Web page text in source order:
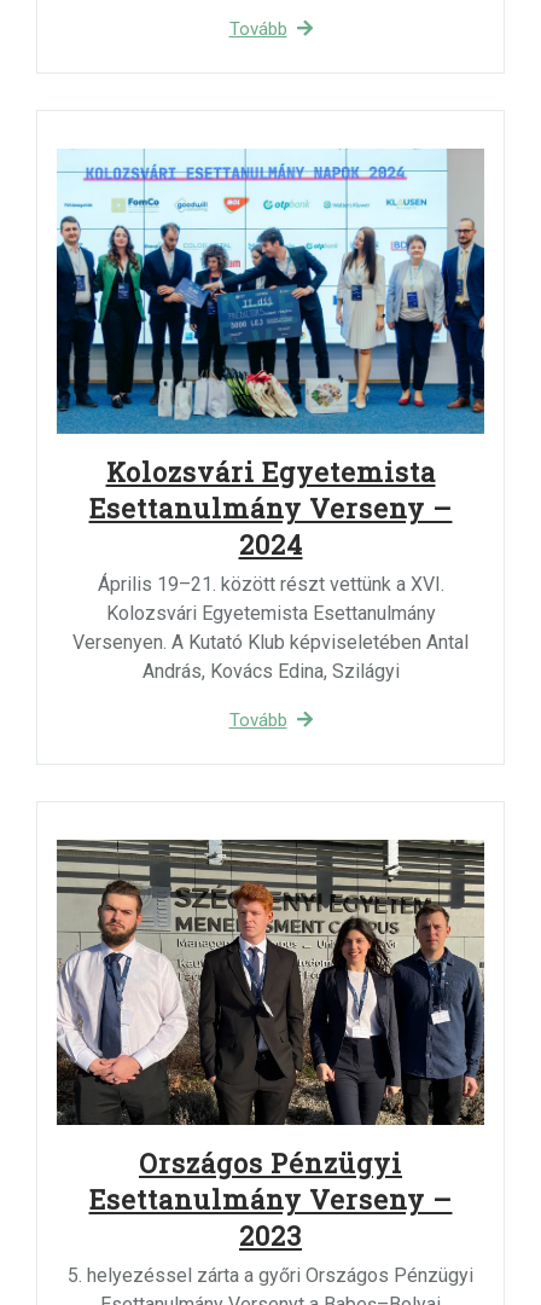
Tovább
Kolozsvári Egyetemista
Esettanulmány Verseny –
2024
Április 19–21. között részt vettünk a XVI.
Kolozsvári Egyetemista Esettanulmány
Versenyen. A Kutató Klub képviseletében Antal
András, Kovács Edina, Szilágyi
Tovább
Országos Pénzügyi
Esettanulmány Verseny –
2023
5. helyezéssel zárta a győri Országos Pénzügyi